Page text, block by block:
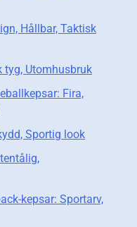
Hållbar, Taktisk
tyg, Utomhusbruk
Fira,
Sportig look
kepsar: Sportarv,